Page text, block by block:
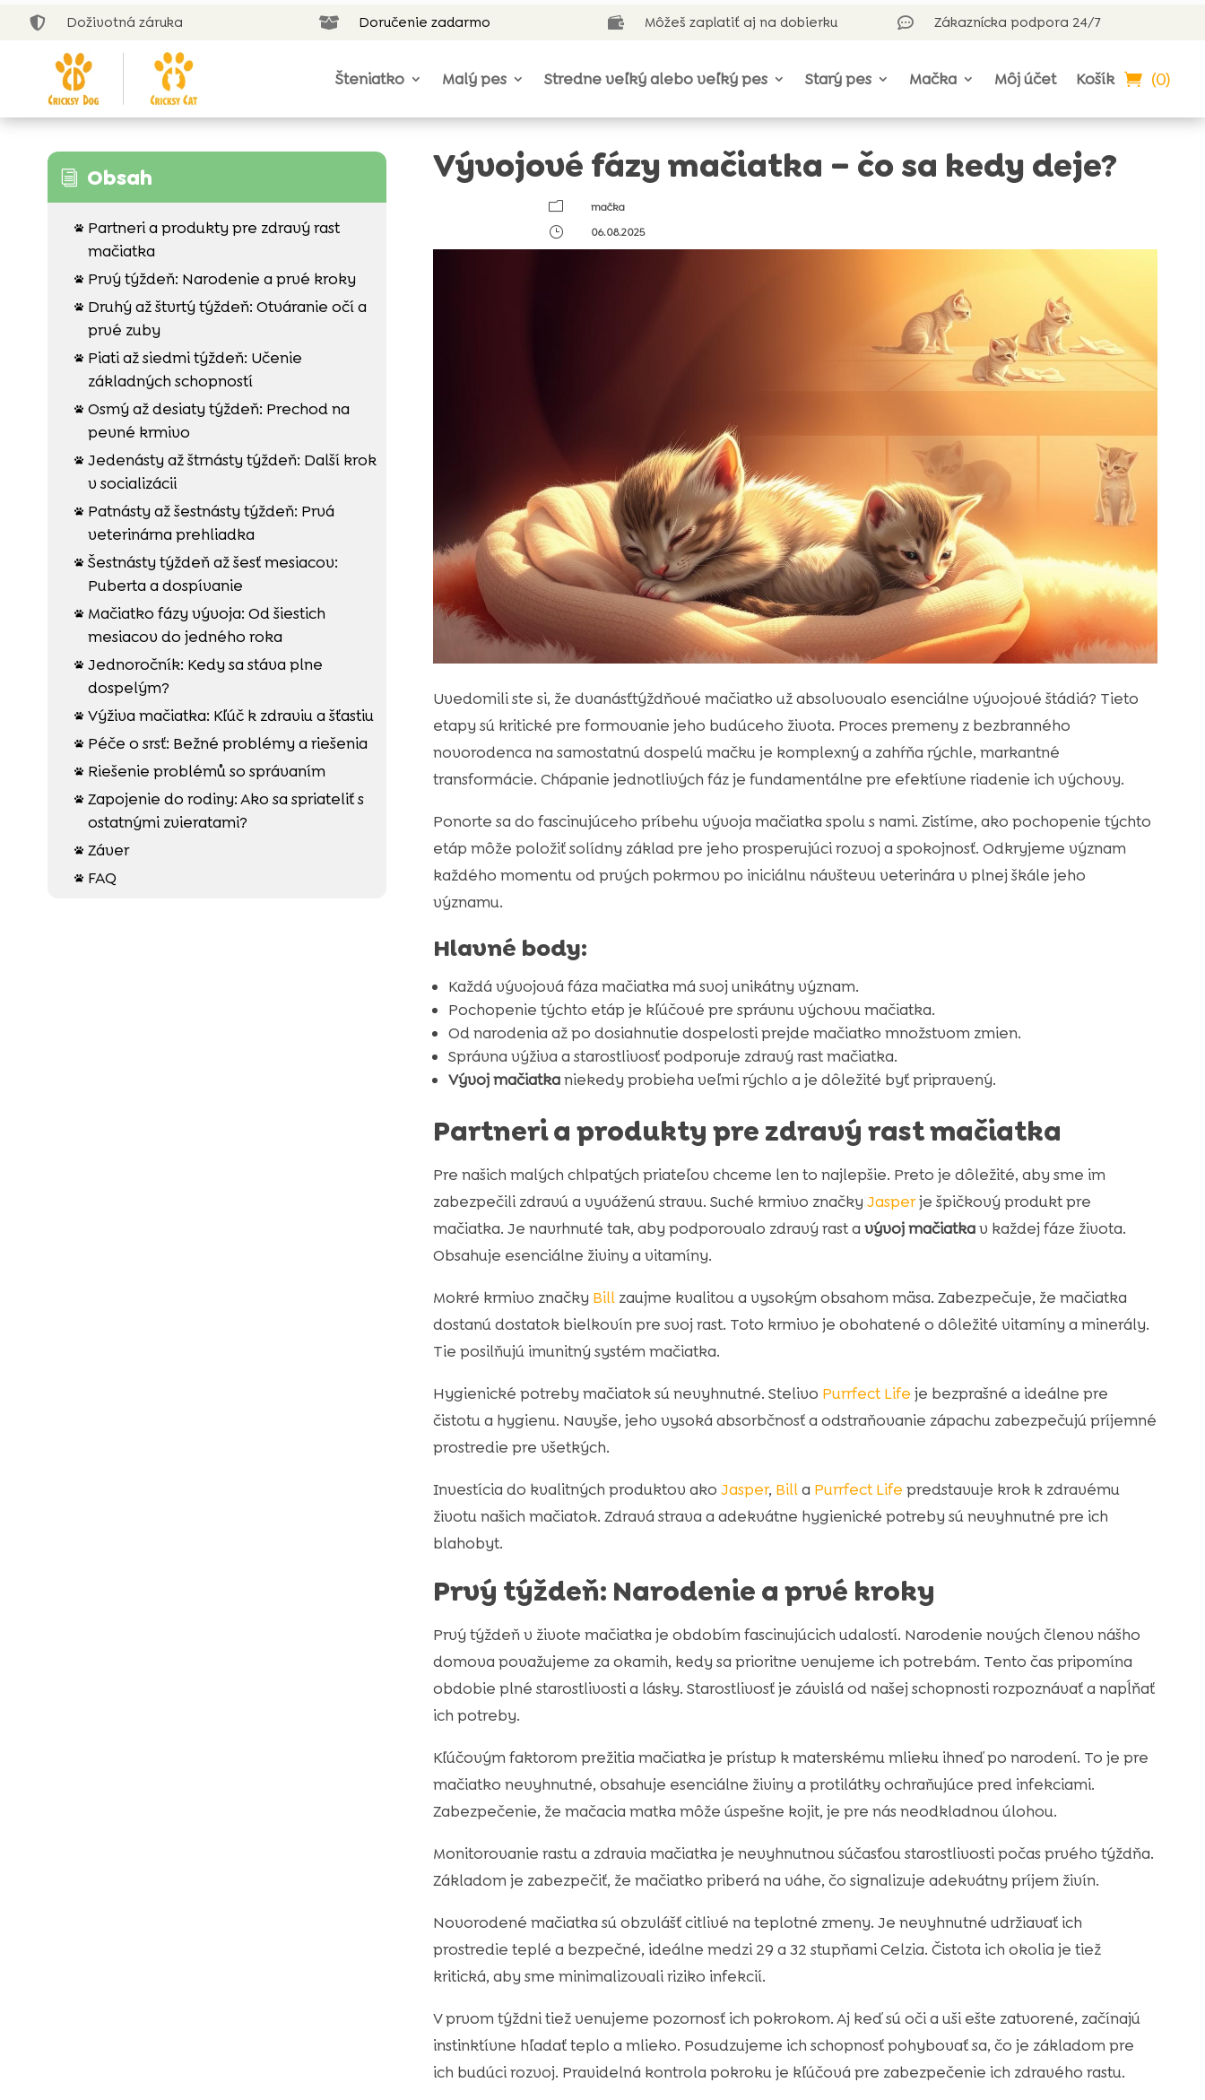
 Doživotná záruka  Doručenie zadarmo  Môžeš zaplatiť aj na dobierku  Zákaznícka podpora 24/7
Šteniatko Malý pes Stredne veľký alebo veľký pes Starý pes Mačka Môj účet Košík (0)
i Obsah

Partneri a produkty pre zdravý rast
mačiatka
 Prvý týždeň: Narodenie a prvé kroky

Druhý až štvrtý týždeň: Otváranie očí a
prvé zuby

Piati až siedmi týždeň: Učenie
základných schopností
 Osmý až desiaty týždeň: Prechod na
pevné krmivo
 Jedenásty až štrnásty týždeň: Další krok
v socializácii

Patnásty až šestnásty týždeň: Prvá
veterinárna prehliadka
 Šestnásty týždeň až šesť mesiacov:
Puberta a dospívanie

Mačiatko fázy vývoja: Od šiestich
mesiacov do jedného roka
 Jednoročník: Kedy sa stáva plne
dospelým?
 Výživa mačiatka: Kľúč k zdraviu a šťastiu
 Péče o srsť: Bežné problémy a riešenia
 Riešenie problémů so správaním
 Zapojenie do rodiny: Ako sa spriateliť s
ostatnými zvieratami?
 Záver
 FAQ
Vývojové fázy mačiatka – čo sa kedy deje?
m
mačka
}
06.08.2025
Uvedomili ste si, že dvanásťtýždňové mačiatko už absolvovalo esenciálne vývojové štádiá? Tieto
etapy sú kritické pre formovanie jeho budúceho života. Proces premeny z bezbranného
novorodenca na samostatnú dospelú mačku je komplexný a zahŕňa rýchle, markantné
transformácie. Chápanie jednotlivých fáz je fundamentálne pre efektívne riadenie ich výchovy.
Ponorte sa do fascinujúceho príbehu vývoja mačiatka spolu s nami. Zistíme, ako pochopenie týchto
etáp môže položiť solídny základ pre jeho prosperujúci rozvoj a spokojnosť. Odkryjeme význam
každého momentu od prvých pokrmov po iniciálnu návštevu veterinára v plnej škále jeho
významu.
Hlavné body:
Každá vývojová fáza mačiatka má svoj unikátny význam.
Pochopenie týchto etáp je kľúčové pre správnu výchovu mačiatka.
Od narodenia až po dosiahnutie dospelosti prejde mačiatko množstvom zmien.
Správna výživa a starostlivosť podporuje zdravý rast mačiatka.
Vývoj mačiatkaniekedy probieha veľmi rýchlo a je dôležité byť pripravený.
Partneri a produkty pre zdravý rast mačiatka
Pre našich malých chlpatých priateľov chceme len to najlepšie. Preto je dôležité, aby sme im
zabezpečili zdravú a vyváženú stravu. Suché krmivo značky Jasperje špičkový produkt pre
mačiatka. Je navrhnuté tak, aby podporovalo zdravý rast a vývoj mačiatkav každej fáze života.
Obsahuje esenciálne živiny a vitamíny.
Mokré krmivo značky Billzaujme kvalitou a vysokým obsahom mäsa. Zabezpečuje, že mačiatka
dostanú dostatok bielkovín pre svoj rast. Toto krmivo je obohatené o dôležité vitamíny a minerály.
Tie posilňujú imunitný systém mačiatka.
Hygienické potreby mačiatok sú nevyhnutné. Stelivo Purrfect Life je bezprašné a ideálne pre
čistotu a hygienu. Navyše, jeho vysoká absorbčnosť a odstraňovanie zápachu zabezpečujú príjemné
prostredie pre všetkých.
Investícia do kvalitných produktov ako Jasper, Billa Purrfect Life predstavuje krok k zdravému
životu našich mačiatok. Zdravá strava a adekvátne hygienické potreby sú nevyhnutné pre ich
blahobyt.
Prvý týždeň: Narodenie a prvé kroky
Prvý týždeň v živote mačiatka je obdobím fascinujúcich udalostí. Narodenie nových členov nášho
domova považujeme za okamih, kedy sa prioritne venujeme ich potrebám. Tento čas pripomína
obdobie plné starostlivosti a lásky. Starostlivosť je závislá od našej schopnosti rozpoznávať a napĺňať
ich potreby.
Kľúčovým faktorom prežitia mačiatka je prístup k materskému mlieku ihneď po narodení. To je pre
mačiatko nevyhnutné, obsahuje esenciálne živiny a protilátky ochraňujúce pred infekciami.
Zabezpečenie, že mačacia matka môže úspešne kojit, je pre nás neodkladnou úlohou.
Monitorovanie rastu a zdravia mačiatka je nevyhnutnou súčasťou starostlivosti počas prvého týždňa.
Základom je zabezpečiť, že mačiatko priberá na váhe, čo signalizuje adekvátny príjem živín.
Novorodené mačiatka sú obzvlášť citlivé na teplotné zmeny. Je nevyhnutné udržiavať ich
prostredie teplé a bezpečné, ideálne medzi 29 a 32 stupňami Celzia. Čistota ich okolia je tiež
kritická, aby sme minimalizovali riziko infekcií.
V prvom týždni tiež venujeme pozornosť ich pokrokom. Aj keď sú oči a uši ešte zatvorené, začínajú
instinktívne hľadať teplo a mlieko. Posudzujeme ich schopnosť pohybovať sa, čo je základom pre
ich budúci rozvoj. Pravidelná kontrola pokroku je kľúčová pre zabezpečenie ich zdravého rastu.